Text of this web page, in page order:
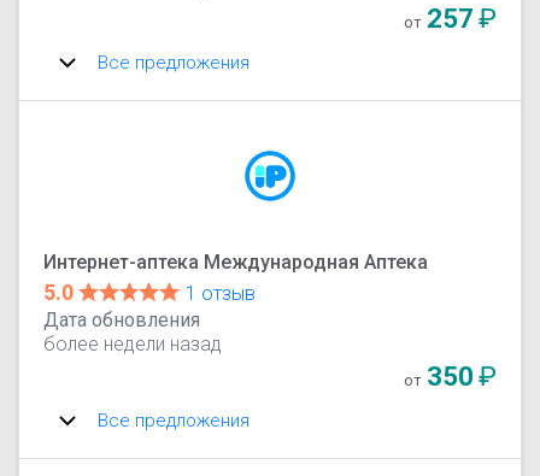
от 257₽
Все предложения
Интернет-аптека Международная Аптека
5.0
1 отзыв
Дата обновления
более недели назад
от 350₽
Все предложения